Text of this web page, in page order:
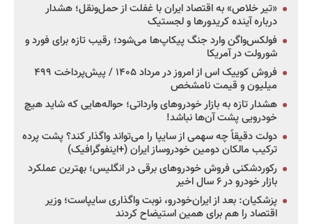
«تیر خلاص» به اقتصاد ایران با غفلت از حمل‌ونقل؛ هشدار
درباره آینده کریدورها و لجستیک
فولکس‌واگن وارد جنگ پیکاپ‌ها می‌شود؛ رقیب تازه برای فورد و
شورولت در آمریکا
فروش کوییک اس از امروز در مرداد ۱۴۰۵ / پیش‌پرداخت ۴۹۹
میلیون و قیمت نامشخص
هشدار تازه به بازار خودروهای وارداتی؛ حواله‌هایی که شاید هیچ
خودرویی پشت آن‌ها نباشد!
دولت دقیقاً چه سهمی از سایپا را می‌تواند واگذار کند؟ پشت پرده
ترکیب مالکان دومین خودروساز ایران (+اینفوگرافیک)
رکوردشکنی فروش خودروهای برقی در انگلیس؛ بهترین عملکرد
بازار خودرو در ۶ سال اخیر
پزشکیان: بعد از ایران‌خودرو، نوبت واگذاری سایپاست؛ وزیر
اقتصاد را هم برای همین استیضاح کردند